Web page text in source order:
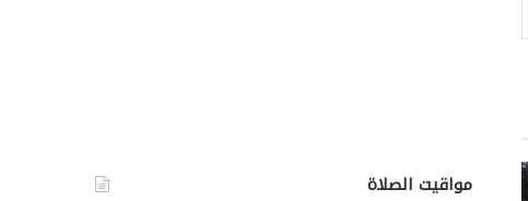
مواقيت الصلاة